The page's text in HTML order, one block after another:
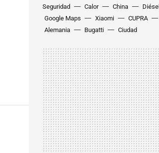
Seguridad Calor China
Diésel
Google Maps
Xiaomi
CUPRA
Alemania
Bugatti Ciudad